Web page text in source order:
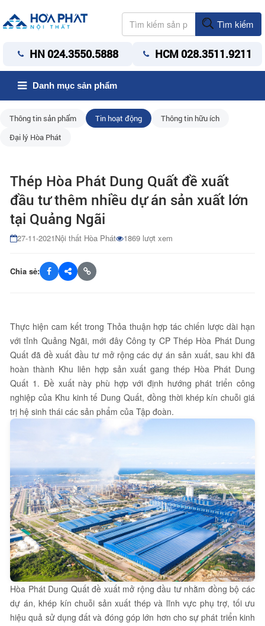
Tìm kiếm
HN 024.3550.5888 HCM 028.3511.9211
Danh mục sản phẩm
Thông tin sản phẩm Tin hoạt động
Thông tin hữu ích
Đại lý Hòa Phát
Thép Hòa Phát Dung Quất đề xuất
đầu tư thêm nhiều dự án sản xuất lớn
tại Quảng Ngãi
27-11-2021Nội thất Hòa Phát 1869 lượt xem
Chia sẻ:
Thực hiện cam kết trong Thỏa thuận hợp tác chiến lược dài hạn
với tỉnh Quảng Ngãi, mới đây Công ty CP Thép Hòa Phát Dung
Quất đã đề xuất đầu tư mở rộng các dự án sản xuất, sau khi đã
hoàn thành Khu liên hợp sản xuất gang thép Hòa Phát Dung
Quất 1. Đề xuất này phù hợp với định hướng phát triển công
nghiệp của Khu kinh tế Dung Quất, đồng thời khép kín chuỗi giá
trị hệ sinh thái các sản phẩm của Tập đoàn.
Hòa Phát Dung Quất đề xuất mở rộng đầu tư nhằm đồng bộ các
dự án, khép kín chuỗi sản xuất thép và lĩnh vực phụ trợ, tối ưu
hiệu quả sử dụng đất và đóng góp lớn hơn cho sự phát triển kinh